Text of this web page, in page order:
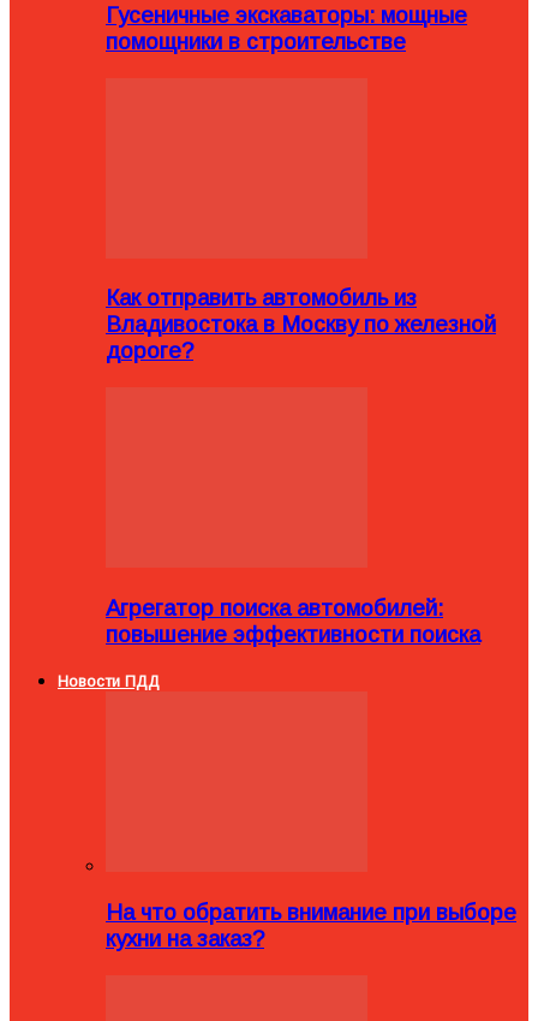
Гусеничные экскаваторы: мощные
помощники в строительстве
Как отправить автомобиль из
Владивостока в Москву по железной
дороге?
Агрегатор поиска автомобилей:
повышение эффективности поиска
Новости ПДД
На что обратить внимание при выборе
кухни на заказ?